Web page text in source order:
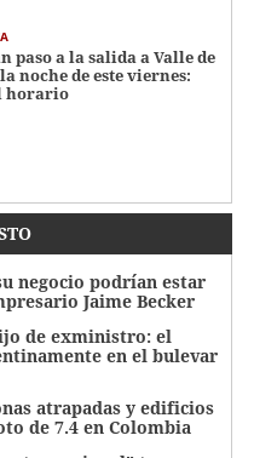
paso a la salida a Valle de
noche de este viernes:
horario
negocio podrían estar
Jaime Becker
de exministro: el
en el bulevar
atrapadas y edificios
de 7.4 en Colombia